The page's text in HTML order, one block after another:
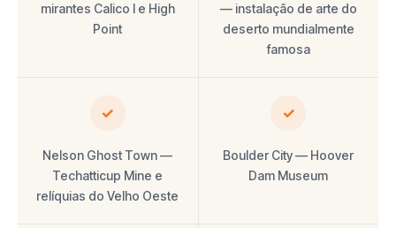
mirantes Calico I e High
Point
— instalação de arte do
deserto mundialmente
famosa
✓
Nelson Ghost Town —
Techatticup Mine e
relíquias do Velho Oeste
✓
Boulder City — Hoover
Dam Museum